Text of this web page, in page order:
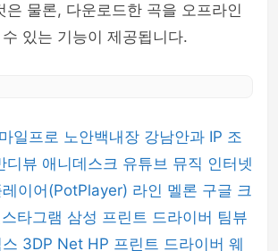
은 물론, 다운로드한 곡을 오프라인
있는 기능이 제공됩니다.
일프로 노안백내장 강남안과 IP 조
디뷰 애니데스크 유튜브 뮤직 인터넷
레이어(PotPlayer) 라인 멜론 구글 크
타그램 삼성 프린트 드라이버 팀뷰
3DP Net HP 프린트 드라이버 웨